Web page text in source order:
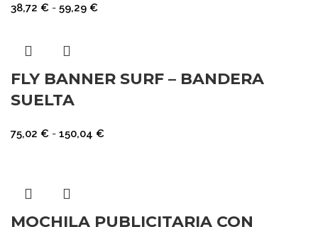
38,72 € - 59,29 €
FLY BANNER SURF – BANDERA
SUELTA
75,02 € - 150,04 €
MOCHILA PUBLICITARIA CON